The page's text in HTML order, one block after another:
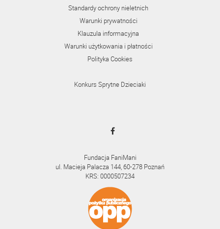
Standardy ochrony nieletnich
Warunki prywatności
Klauzula informacyjna
Warunki użytkowania i płatności
Polityka Cookies
Konkurs Sprytne Dzieciaki
Fundacja FaniMani
ul. Macieja Palacza 144, 60-278 Poznań
KRS: 0000507234